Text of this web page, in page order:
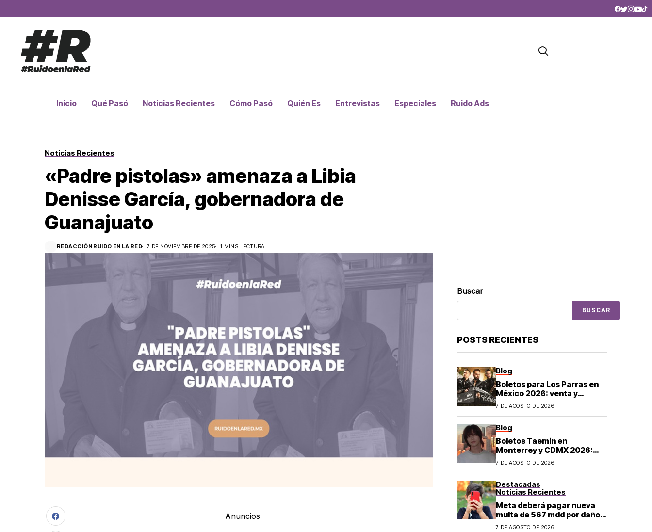
Inicio Qué Pasó Noticias Recientes Cómo Pasó Quién Es Entrevistas Especiales Ruido Ads
Noticias Recientes
«Padre pistolas» amenaza a Libia
Denisse García, gobernadora de
Guanajuato
REDACCIÓN RUIDO EN LA RED 7 DE NOVIEMBRE DE 2025 1 MINS LECTURA
Anuncios
Buscar
BUSCAR
POSTS RECIENTES
Blog
Boletos para Los Parras en
México 2026: venta y
precios
7 DE AGOSTO DE 2026
Blog
Boletos Taemin en
Monterrey y CDMX 2026:
¿dónde comprar?
7 DE AGOSTO DE 2026
Destacadas
Noticias Recientes
Meta deberá pagar nueva
multa de 567 mdd por daños
a menores
7 DE AGOSTO DE 2026